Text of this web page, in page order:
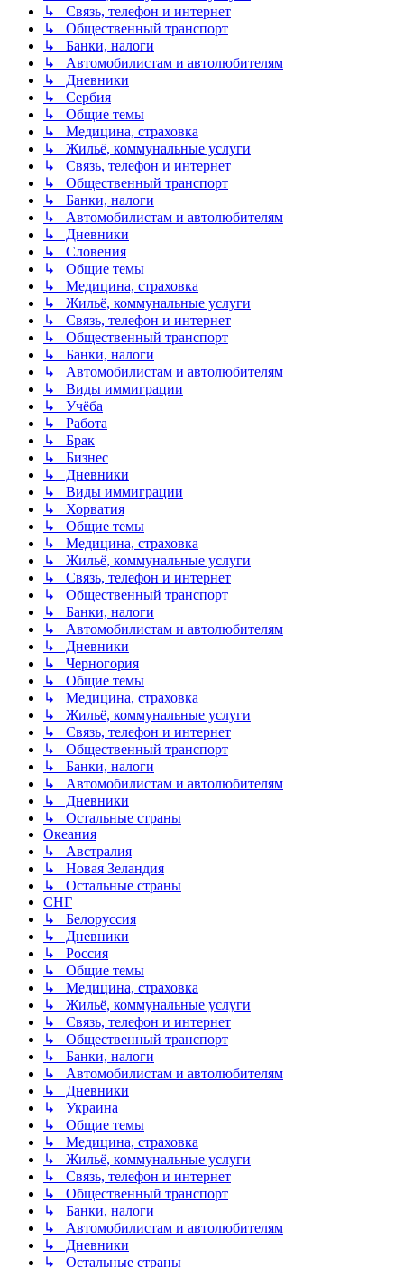
↳ Связь, телефон и интернет
↳ Общественный транспорт
↳ Банки, налоги
↳ Автомобилистам и автолюбителям
↳ Дневники
↳ Сербия
↳ Общие темы
↳ Медицина, страховка
↳ Жильё, коммунальные услуги
↳ Связь, телефон и интернет
↳ Общественный транспорт
↳ Банки, налоги
↳ Автомобилистам и автолюбителям
↳ Дневники
↳ Словения
↳ Общие темы
↳ Медицина, страховка
↳ Жильё, коммунальные услуги
↳ Связь, телефон и интернет
↳ Общественный транспорт
↳ Банки, налоги
↳ Автомобилистам и автолюбителям
↳ Виды иммиграции
↳ Учёба
↳ Работа
↳ Брак
↳ Бизнес
↳ Дневники
↳ Виды иммиграции
↳ Хорватия
↳ Общие темы
↳ Медицина, страховка
↳ Жильё, коммунальные услуги
↳ Связь, телефон и интернет
↳ Общественный транспорт
↳ Банки, налоги
↳ Автомобилистам и автолюбителям
↳ Дневники
↳ Черногория
↳ Общие темы
↳ Медицина, страховка
↳ Жильё, коммунальные услуги
↳ Связь, телефон и интернет
↳ Общественный транспорт
↳ Банки, налоги
↳ Автомобилистам и автолюбителям
↳ Дневники
↳ Остальные страны
Океания
↳ Австралия
↳ Новая Зеландия
↳ Остальные страны
СНГ
↳ Белоруссия
↳ Дневники
↳ Россия
↳ Общие темы
↳ Медицина, страховка
↳ Жильё, коммунальные услуги
↳ Связь, телефон и интернет
↳ Общественный транспорт
↳ Банки, налоги
↳ Автомобилистам и автолюбителям
↳ Дневники
↳ Украина
↳ Общие темы
↳ Медицина, страховка
↳ Жильё, коммунальные услуги
↳ Связь, телефон и интернет
↳ Общественный транспорт
↳ Банки, налоги
↳ Автомобилистам и автолюбителям
↳ Дневники
↳ Остальные страны